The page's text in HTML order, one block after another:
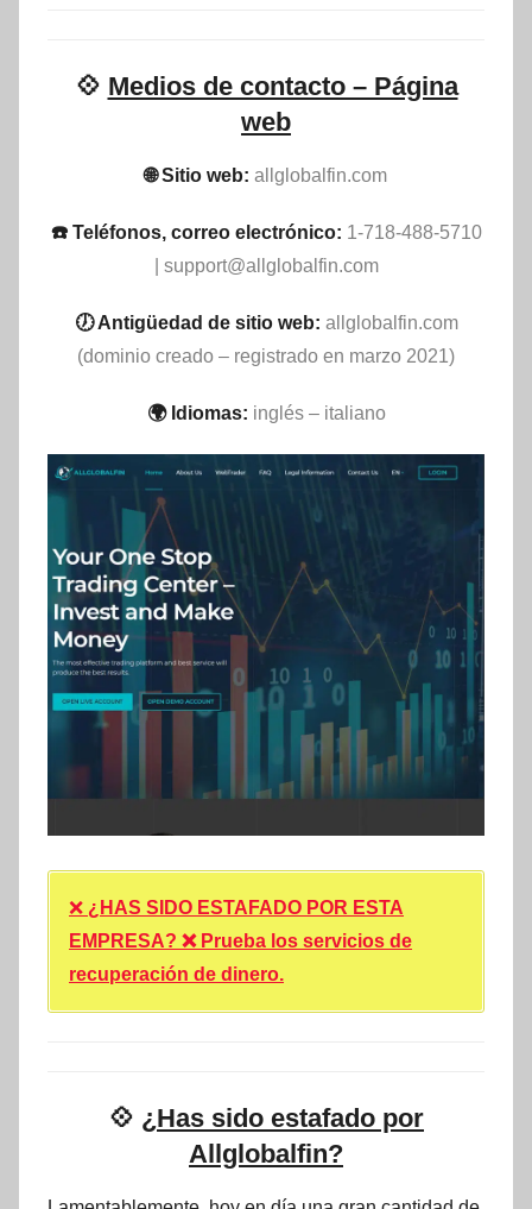
💠 Medios de contacto – Página
web
🌐 Sitio web: allglobalfin.com
☎️ Teléfonos, correo electrónico: 1-718-488-5710
support@allglobalfin.com
🕖 Antigüedad de sitio web: allglobalfin.com
(dominio creado – registrado en marzo 2021)
🌍 Idiomas: inglés – italiano
❌ ¿HAS SIDO ESTAFADO POR ESTA
EMPRESA? ❌ Prueba los servicios de
recuperación de dinero.
💠 ¿Has sido estafado por
Allglobalfin?